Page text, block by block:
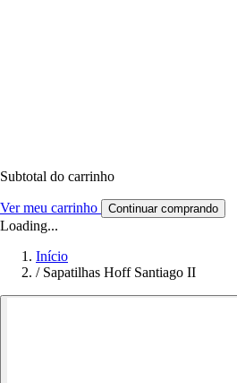
Subtotal do carrinho
Ver meu carrinho Continuar comprando
Loading...
Início
/ Sapatilhas Hoff Santiago II